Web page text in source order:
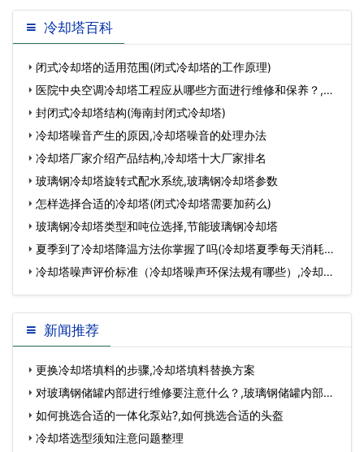
冷却塔百科
闭式冷却塔的适用范围(闭式冷却塔的工作原理)
医院中央空调冷却塔工程应从哪些方面进行维修和保养？,医
院中央空调运行…
封闭式冷却塔结构(海南封闭式冷却塔)
冷却塔噪音产生的原因,冷却塔噪音的处理办法
冷却塔厂家介绍产品结构,冷却塔十大厂家排名
玻璃钢冷却塔旋转式配水系统,玻璃钢冷却塔参数
怎样选择合适的冷却塔(闭式冷却塔需要加药么)
玻璃钢冷却塔类型和吨位选择,节能玻璃钢冷却塔
夏季到了冷却塔降温方法你掌握了吗(冷却塔夏季每天消耗多
少水)…
冷却塔噪声评价标准（冷却塔噪声环保法规有哪些）,冷却塔
噪声测试报价…
新闻推荐
更换冷却塔填料的步骤,冷却塔填料替换方案
对玻璃钢储罐内部进行维修要注意什么？,玻璃钢储罐内部怎
么打磨…
如何挑选合适的一体化泵站?,如何挑选合适的头盔
冷却塔选型须知注意问题整理